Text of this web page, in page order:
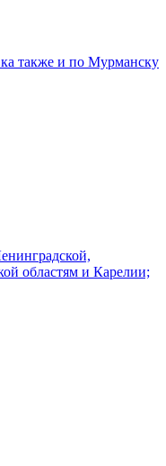
также и по Мурманску
областям и Карелии;